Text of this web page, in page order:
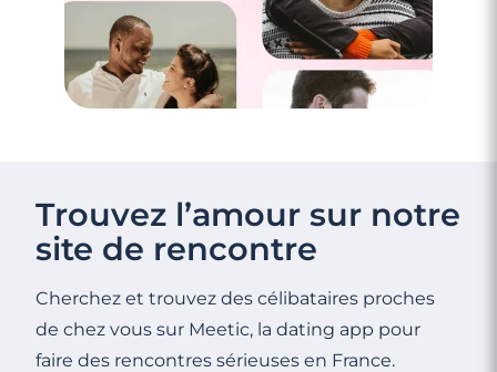
Trouvez l’amour sur notre
site de rencontre
Cherchez et trouvez des célibataires proches
de chez vous sur Meetic, la dating app pour
faire des rencontres sérieuses en France.